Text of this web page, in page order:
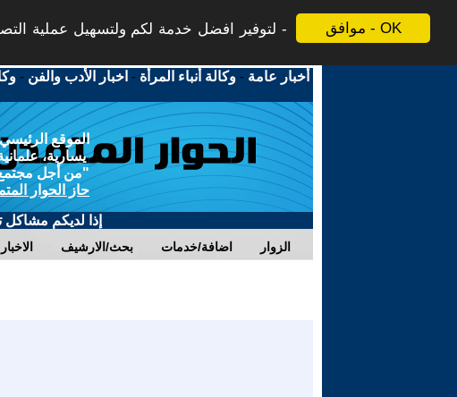
موافق - OK
لتوفير افضل خدمة لكم ولتسهيل عملية
أخبار عامة -وكالة أنباء المرأة - اخبار الأدب والفن -
الموقع
يسارية،
"من أجل مجتمع
حاز الحوار
إذا لديكم مشاكل
الاخبار بحث/الارشيف اضافة/خدمات الزوار